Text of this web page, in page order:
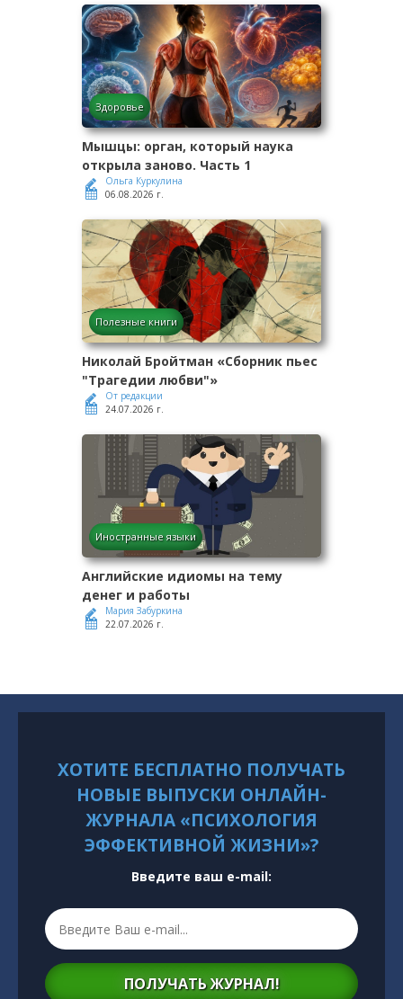
Здоровье
Мышцы: орган, который наука
открыла заново. Часть 1
Ольга Куркулина
06.08.2026 г.
Полезные книги
Николай Бройтман «Сборник пьес
"Трагедии любви"»
От редакции
24.07.2026 г.
Иностранные языки
Английские идиомы на тему
денег и работы
Мария Забуркина
22.07.2026 г.
ХОТИТЕ БЕСПЛАТНО ПОЛУЧАТЬ
НОВЫЕ ВЫПУСКИ ОНЛАЙН-
ЖУРНАЛА «ПСИХОЛОГИЯ
ЭФФЕКТИВНОЙ ЖИЗНИ»?
Введите ваш e-mail:
ПОЛУЧАТЬ ЖУРНАЛ!